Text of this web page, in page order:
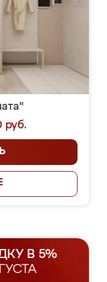
руб.
В 5%